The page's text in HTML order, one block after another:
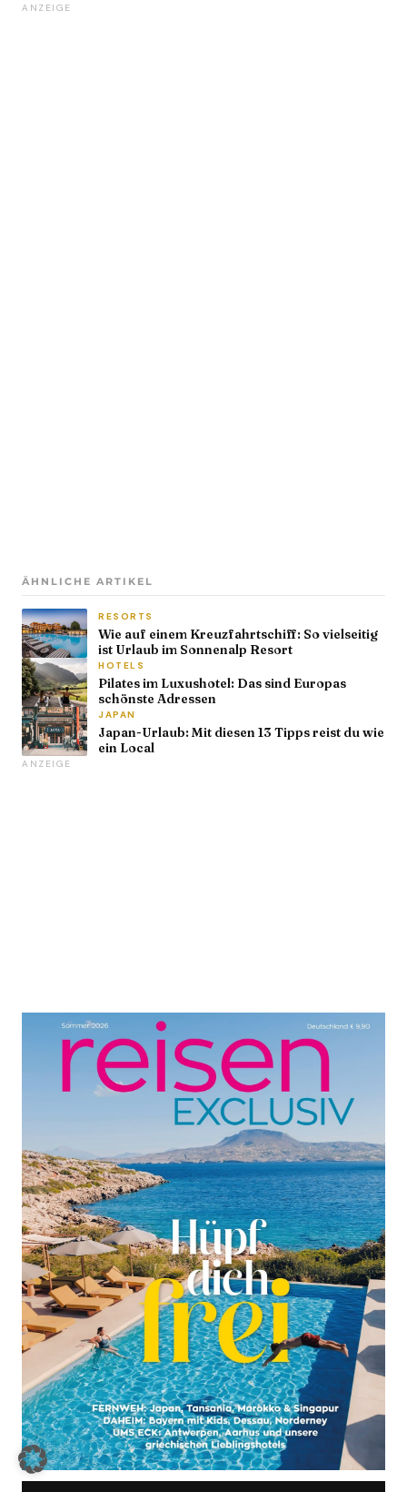
ANZEIGE
ÄHNLICHE ARTIKEL
RESORTS
Wie auf einem Kreuzfahrtschiff: So vielseitig
ist Urlaub im Sonnenalp Resort
HOTELS
Pilates im Luxushotel: Das sind Europas
schönste Adressen
JAPAN
Japan-Urlaub: Mit diesen 13 Tipps reist du wie
ein Local
ANZEIGE